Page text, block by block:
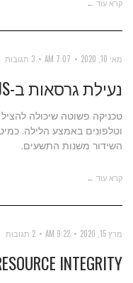
קרא עוד ←
מאי 10, 2020 7:07 AM 3 תגובות
נעילת גרסאות ב-NODE.JS
טכניקה פשוטה שיכולה
וטלפונים באמצע הלילה.
השידור משנות התשעים.
קרא עוד ←
מרץ 15, 2020 9:22 AM 2 תגובות
INTEGRITY